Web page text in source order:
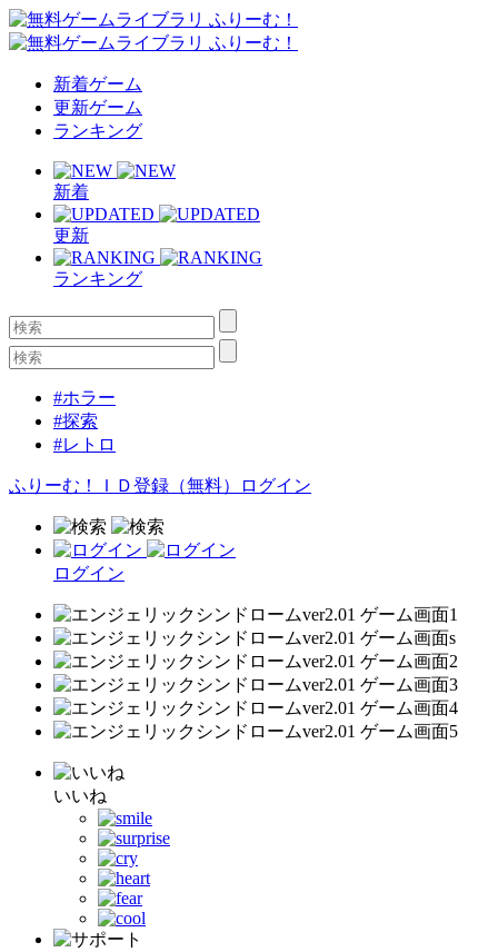
新着ゲーム
更新ゲーム
ランキング
新着
更新
ランキング
#ホラー
#探索
#レトロ
ふりーむ！ＩＤ登録（無料） ログイン
ログイン
いいね